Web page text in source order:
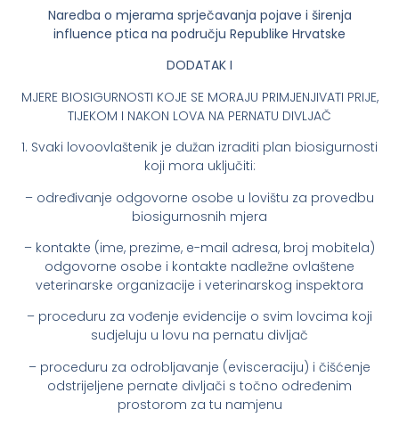
Naredba o mjerama sprječavanja pojave i širenja
influence ptica na području Republike Hrvatske
DODATAK I
MJERE BIOSIGURNOSTI KOJE SE MORAJU PRIMJENJIVATI PRIJE,
TIJEKOM I NAKON LOVA NA PERNATU DIVLJAČ
1. Svaki lovoovlaštenik je dužan izraditi plan biosigurnosti
koji mora uključiti:
– određivanje odgovorne osobe u lovištu za provedbu
biosigurnosnih mjera
– kontakte (ime, prezime, e-mail adresa, broj mobitela)
odgovorne osobe i kontakte nadležne ovlaštene
veterinarske organizacije i veterinarskog inspektora
– proceduru za vođenje evidencije o svim lovcima koji
sudjeluju u lovu na pernatu divljač
– proceduru za odrobljavanje (evisceraciju) i čišćenje
odstrijeljene pernate divljači s točno određenim
prostorom za tu namjenu